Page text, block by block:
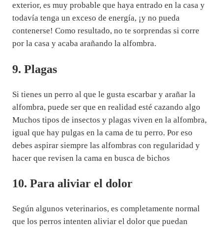
exterior, es muy probable que haya entrado en la casa y
todavía tenga un exceso de energía, ¡y no pueda
contenerse! Como resultado, no te sorprendas si corre
por la casa y acaba arañando la alfombra.
9. Plagas
Si tienes un perro al que le gusta escarbar y arañar la
alfombra, puede ser que en realidad esté cazando algo
Muchos tipos de insectos y plagas viven en la alfombra,
igual que hay pulgas en la cama de tu perro. Por eso
debes aspirar siempre las alfombras con regularidad y
hacer que revisen la cama en busca de bichos
10. Para aliviar el dolor
Según algunos veterinarios, es completamente normal
que los perros intenten aliviar el dolor que puedan